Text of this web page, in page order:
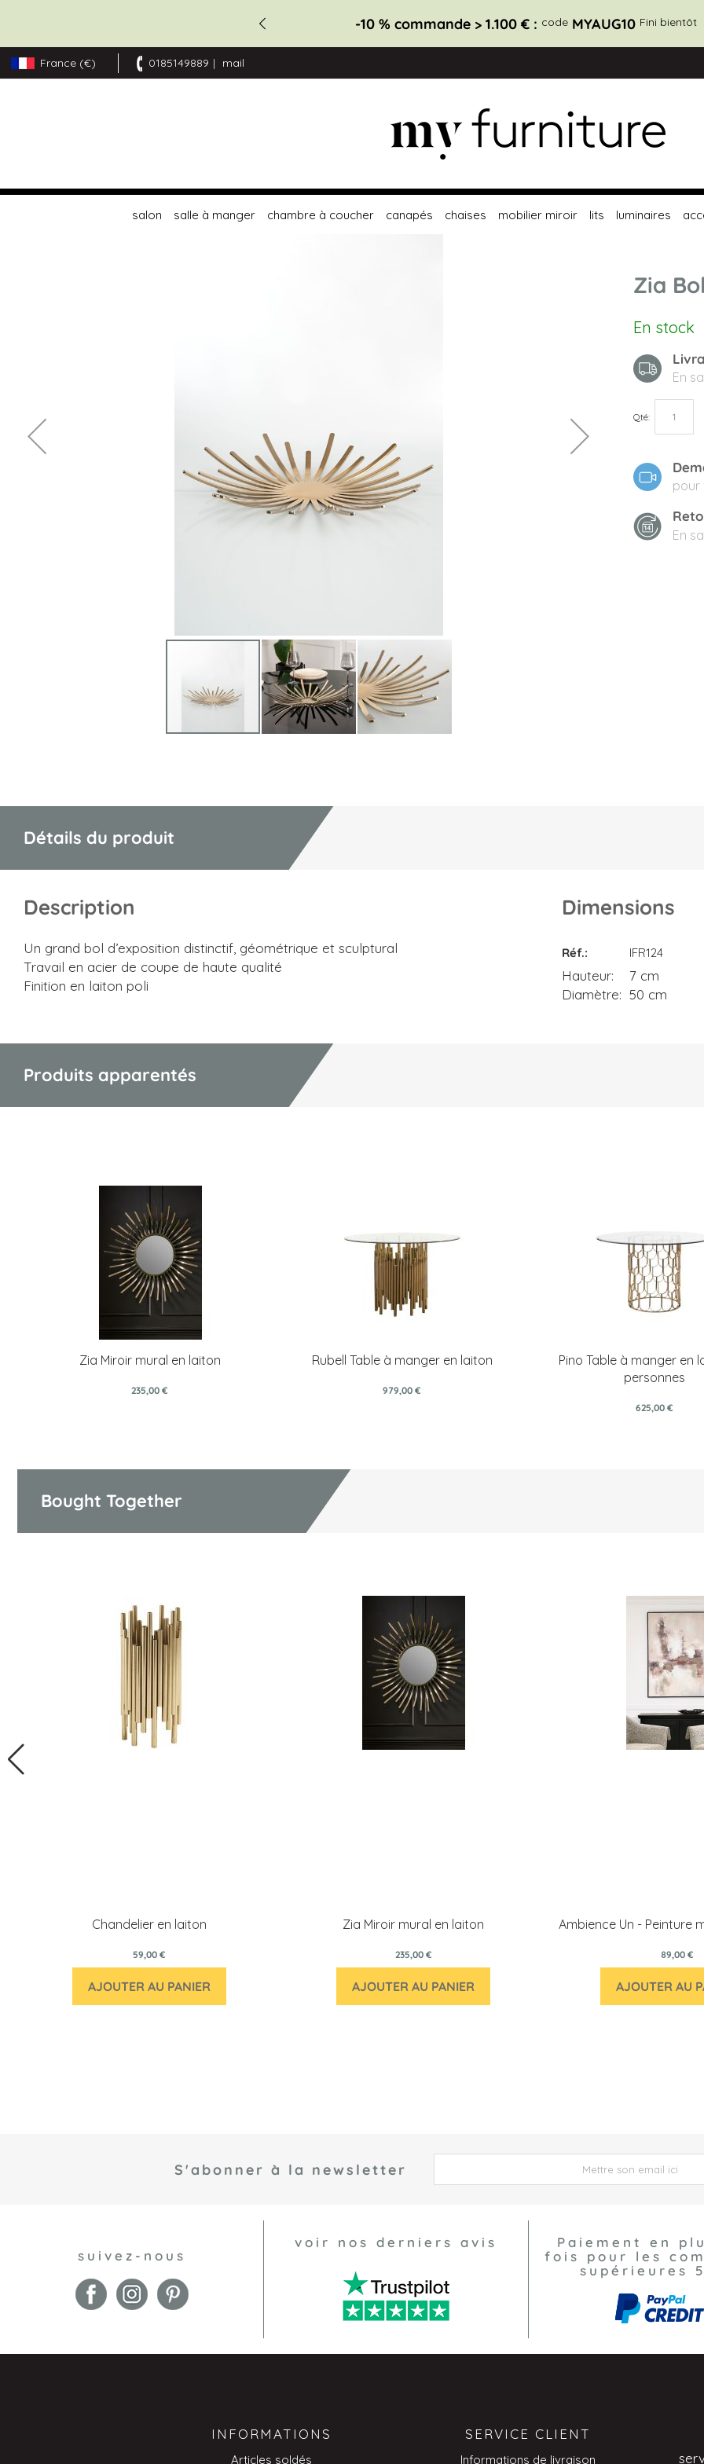
-10 % commande > 1.100 € : code MYAUG10 Fini bientôt
France (€) 0185149889 mail
Allez
salon salle à manger chambre à coucher canapés chaises mobilier miroir lits luminaires
Zia
En stock
En
Qté
pour
En
beginning
gallery
Détails du produit
Description
Un grand bol d’exposition distinctif, géométrique et sculptural
Travail en acier de coupe de haute qualité
Finition en laiton poli
Dimensions
Dimensions
Réf. IFR124
Hauteur
7 cm
Diamètre
50 cm
Produits apparentés
Zia Miroir mural en laiton
235,00 €
Rubell Table à manger en laiton
979,00 €
Pino Table à manger en
personnes
625,00 €
Bought Together
Chandelier en laiton
59,00 €
AJOUTER AU PANIER
Zia Miroir mural en laiton
235,00 €
AJOUTER AU PANIER
Ambience Un - Peinture
89,00 €
AJOUTER AU
S'abonner à la newsletter
suivez-nous
voir nos derniers avis
Paiement en
fois pour les
supérieures
INFORMATIONS
Articles soldés
SERVICE CLIENT
Informations de livraison